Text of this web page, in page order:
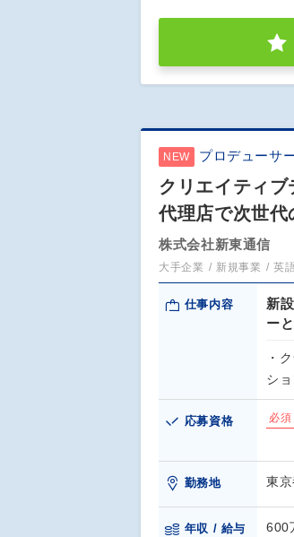
NEW プロデューサ
クリエイティ
代理店で次世代
株式会社新東通信
大手企業 新規事業 英
仕事内容
新
ー
・
シ
応募資格 必須
勤務地 東
年収 / 給与 600